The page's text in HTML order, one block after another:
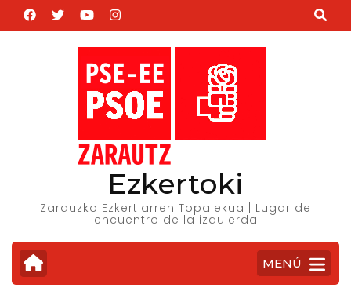
Saltar
al
Ezkertoki
Zarauzko Ezkertiarren Topalekua | Lugar de
encuentro de la izquierda
MENÚ